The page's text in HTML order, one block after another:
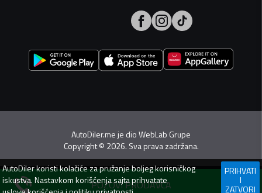
POZOVI PRODAVCA
AutoDiler.me je dioWebLab Grupe
Copyright© 2026. Sva prava zadržana.
AutoDilerkoristi kolačiće za pružanje boljeg korisničkog
iskustva. Nastavkom korišćenja sajta prihvatate
PRIHVATI
I
ZATVORI